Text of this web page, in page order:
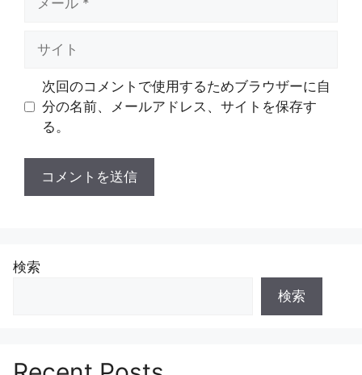
次回のコメントで使用するためブラウザーに自
分の名前、メールアドレス、サイトを保存す
る。
検索
検索